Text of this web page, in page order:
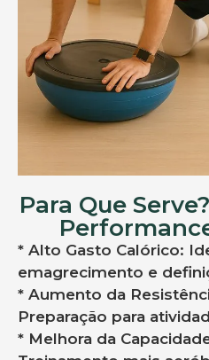
Para Que
* Alto Gasto Calórico:
emagrecimento e
* Aumento da
Preparação para
* Melhora da